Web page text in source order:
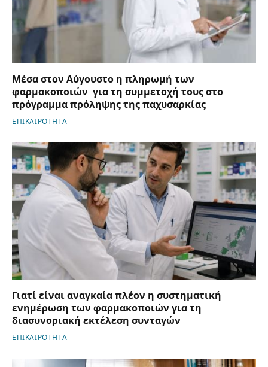
Μέσα στον Αύγουστο η πληρωμή των
φαρμακοποιών για τη συμμετοχή τους στο
πρόγραμμα πρόληψης της παχυσαρκίας
ΕΠΙΚΑΙΡΟΤΗΤΑ
Γιατί είναι αναγκαία πλέον η συστηματική
ενημέρωση των φαρμακοποιών για τη
διασυνοριακή εκτέλεση συνταγών
ΕΠΙΚΑΙΡΟΤΗΤΑ